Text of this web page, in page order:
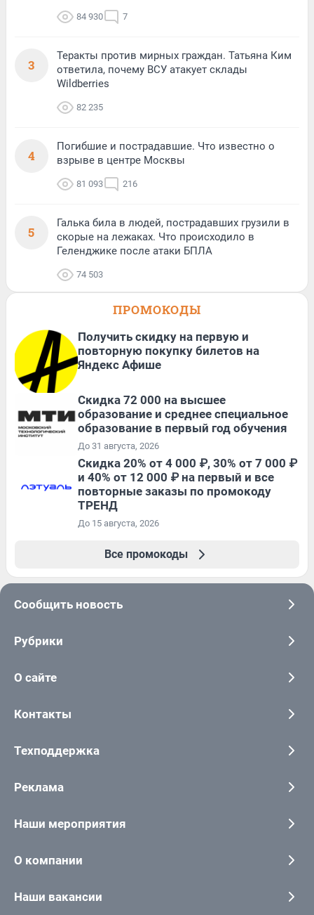
84 930 7
3
Теракты против мирных граждан. Татьяна Ким
ответила, почему ВСУ атакует склады
Wildberries
82 235
4
Погибшие и пострадавшие. Что известно о
взрыве в центре Москвы
81 093 216
5
Галька била в людей, пострадавших грузили в
скорые на лежаках. Что происходило в
Геленджике после атаки БПЛА
74 503
ПРОМОКОДЫ
Получить скидку на первую и
повторную покупку билетов на
Яндекс Афише
Скидка 72 000 на высшее
образование и среднее специальное
образование в первый год обучения
До 31 августа, 2026
Скидка 20% от 4 000 ₽, 30% от 7 000 ₽
и 40% от 12 000 ₽ на первый и все
повторные заказы по промокоду
ТРЕНД
До 15 августа, 2026
Все промокоды
Сообщить новость
Рубрики
О сайте
Контакты
Техподдержка
Реклама
Наши мероприятия
О компании
Наши вакансии